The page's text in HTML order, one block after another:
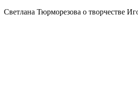
Светлана Тюрморезова о творчестве